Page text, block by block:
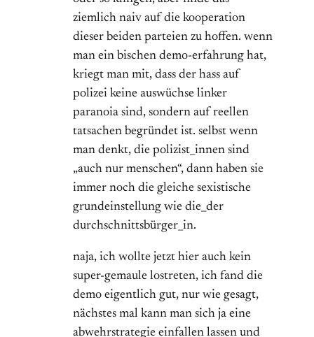
ziemlich naiv auf die kooperation
dieser beiden parteien zu hoffen. wenn
man ein bischen demo-erfahrung hat,
kriegt man mit, dass der hass auf
polizei keine auswüchse linker
paranoia sind, sondern auf reellen
tatsachen begründet ist. selbst wenn
man denkt, die polizist_innen sind
„auch nur menschen“, dann haben sie
immer noch die gleiche sexistische
grundeinstellung wie die_der
durchschnittsbürger_in.
naja, ich wollte jetzt hier auch kein
super-gemaule lostreten, ich fand die
demo eigentlich gut, nur wie gesagt,
nächstes mal kann man sich ja eine
abwehrstrategie einfallen lassen und